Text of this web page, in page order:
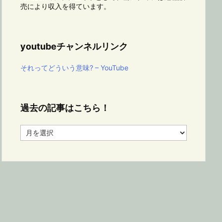
売により収入を得ています。
youtubeチャンネルリンク
それってどういう意味? – YouTube
過去の記事はこちら！
去